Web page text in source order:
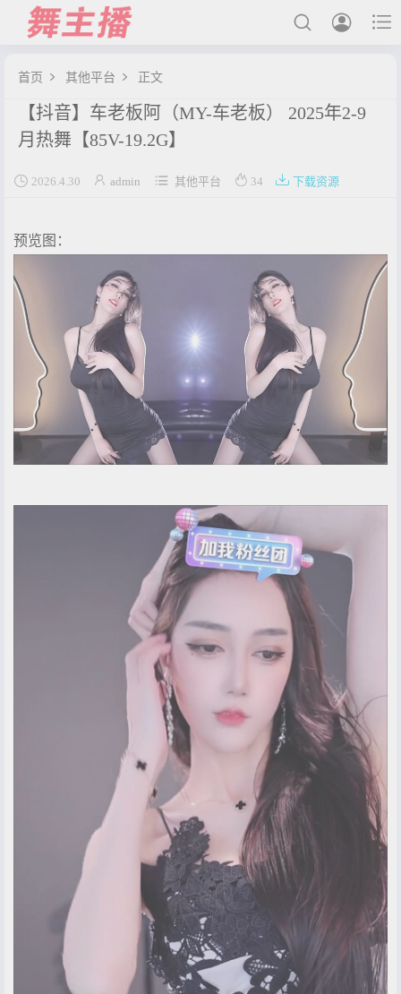



最新发布
用户中心
会员登陆
首页  其他平台  正文
【抖音】车老板阿（MY-车老板） 2025年2-9
月热舞【85V-19.2G】
 2026.4.30  admin  其他平台  34  下载资源
预览图：